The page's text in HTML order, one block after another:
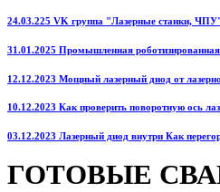
24.03.225 VK группа "Лазерные станки, ЧПУ"
31.01.2025 Промышленная
12.12.2023 Мощный лазерный диод от
10.12.2023 Как проверить поворотную ось
03.12.2023 Лазерный диод внутри Как
ГОТОВЫЕ